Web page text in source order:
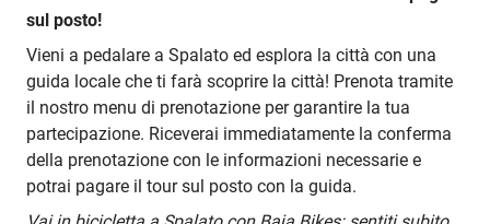
sul posto!
Vieni a pedalare a Spalato ed esplora la città con una
guida locale che ti farà scoprire la città! Prenota tramite
il nostro menu di prenotazione per garantire la tua
partecipazione. Riceverai immediatamente la conferma
della prenotazione con le informazioni necessarie e
potrai pagare il tour sul posto con la guida.